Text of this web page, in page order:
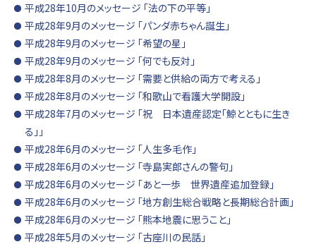
平成28年10月のメッセージ 「法の下の平等」
平成28年9月のメッセージ 「パンダ赤ちゃん誕生」
平成28年9月のメッセージ 「希望の星」
平成28年9月のメッセージ 「何でも反対」
平成28年8月のメッセージ 「需要と供給の両方で考える」
平成28年8月のメッセージ 「和歌山で看護大学開設」
平成28年7月のメッセージ 「祝 日本遺産認定「鯨とともに生き
る」」
平成28年6月のメッセージ 「人生多毛作」
平成28年6月のメッセージ 「寺島実郎さんの警句」
平成28年6月のメッセージ 「あと一歩 世界遺産追加登録」
平成28年6月のメッセージ 「地方創生総合戦略と長期総合計画」
平成28年6月のメッセージ 「熊本地震に思うこと」
平成28年5月のメッセージ 「古座川の民話」